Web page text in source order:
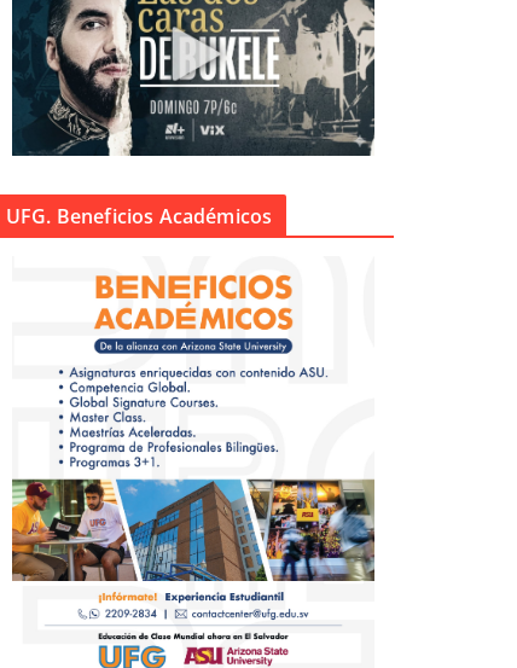
UFG. Beneficios Académicos